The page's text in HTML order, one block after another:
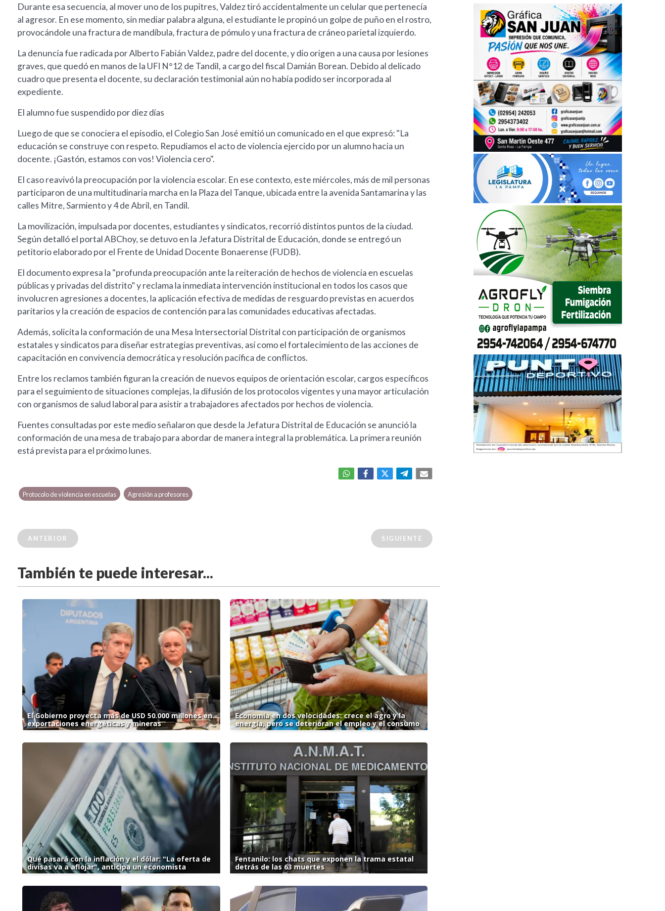
Durante esa secuencia, al mover uno de los pupitres, Valdez tiró accidentalmente un celular que pertenecía
al agresor. En ese momento, sin mediar palabra alguna, el estudiante le propinó un golpe de puño en el rostro,
provocándole una fractura de mandíbula, fractura de pómulo y una fractura de cráneo parietal izquierdo.
La denuncia fue radicada por Alberto Fabián Valdez, padre del docente, y dio origen a una causa por lesiones
graves, que quedó en manos de la UFI N°12 de Tandil, a cargo del fiscal Damián Borean. Debido al delicado
cuadro que presenta el docente, su declaración testimonial aún no había podido ser incorporada al
expediente.
El alumno fue suspendido por diez días
Luego de que se conociera el episodio, el Colegio San José emitió un comunicado en el que expresó: "La
educación se construye con respeto. Repudiamos el acto de violencia ejercido por un alumno hacia un
docente. ¡Gastón, estamos con vos! Violencia cero".
El caso reavivó la preocupación por la violencia escolar. En ese contexto, este miércoles, más de mil personas
participaron de una multitudinaria marcha en la Plaza del Tanque, ubicada entre la avenida Santamarina y las
calles Mitre, Sarmiento y 4 de Abril, en Tandil.
La movilización, impulsada por docentes, estudiantes y sindicatos, recorrió distintos puntos de la ciudad.
Según detalló el portal ABChoy, se detuvo en la Jefatura Distrital de Educación, donde se entregó un
petitorio elaborado por el Frente de Unidad Docente Bonaerense (FUDB).
El documento expresa la "profunda preocupación ante la reiteración de hechos de violencia en escuelas
públicas y privadas del distrito" y reclama la inmediata intervención institucional en todos los casos que
involucren agresiones a docentes, la aplicación efectiva de medidas de resguardo previstas en acuerdos
paritarios y la creación de espacios de contención para las comunidades educativas afectadas.
Además, solicita la conformación de una Mesa Intersectorial Distrital con participación de organismos
estatales y sindicatos para diseñar estrategias preventivas, así como el fortalecimiento de las acciones de
capacitación en convivencia democrática y resolución pacífica de conflictos.
Entre los reclamos también figuran la creación de nuevos equipos de orientación escolar, cargos específicos
para el seguimiento de situaciones complejas, la difusión de los protocolos vigentes y una mayor articulación
con organismos de salud laboral para asistir a trabajadores afectados por hechos de violencia.
Fuentes consultadas por este medio señalaron que desde la Jefatura Distrital de Educación se anunció la
conformación de una mesa de trabajo para abordar de manera integral la problemática. La primera reunión
está prevista para el próximo lunes.
Protocolo de violencia en escuelas Agresión a profesores
ANTERIOR SIGUIENTE
También te puede interesar...
El Gobierno proyecta más de USD 50.000 millones en
exportaciones energéticas y mineras
Economía en dos velocidades: crece el agro y la
energía, pero se deterioran el empleo y el consumo
Qué pasará con la inflación y el dólar: "La oferta de
divisas va a aflojar", anticipa un economista
Fentanilo: los chats que exponen la trama estatal
detrás de las 63 muertes